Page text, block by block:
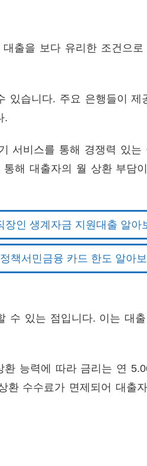
출을 보다 유리한 조건으로
있습니다. 주요 은행들이 제
.
서비스를 통해 경쟁력 있는
해 대출자의 월 상환 부담
장인 생계자금 지원대출 알아
책서민금융 카드 한도 알아
수 있는 점입니다. 이는 대
능력에 따라 금리는 연
수수료가 면제되어 대출